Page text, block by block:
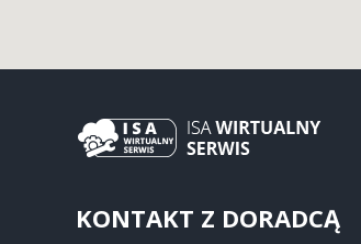
KONTAKT Z DORADCĄ